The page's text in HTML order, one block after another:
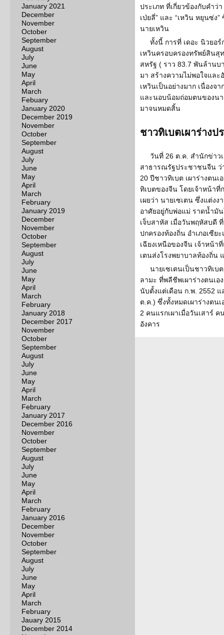
January 2021
December
November
October
September
August
July
June
May
April
March
Febuary
January 2020
December 2019
November
October
September
August
July
June
May
April
March
February
January 2019
December
November
October
September
August
July
June
May
April
March
February
January 2018
December 2017
November
October
September
August
July
June
May
April
March
February
January 2017
December 2016
November
October
September
August
July
June
May
April
March
February
January 2016
December
November
October
September
August
July
June
May
April
March
February
Jauary 2015
December 2014
ประเภท ที่เกี่ยวข้องกับคำว่า
เป่ยลี่” และ “เหวิน หยุนซ่ง
นายเหวิน
ทั้งนี้ การที่ เดอะ นิวยอ
เหวินครอบครองทรัพย์สินสุ
สหรัฐ ( ราว 83.7 พันล้านบ
มา สร้างความไม่พอใจแล
เหวินเป็นอย่างมาก เนื่องจ
และนอบน้อมถ่อมตนของนา
มาจนหมดสิ้น
ชาวทิเบตเผาร่าง
วันที่ 26 ต.ค. สำนักข่าว
สาธารณรัฐประชาชนจีน ว่
20 ปีชาวทิเบต เผาร่างตนเ
ทิเบตของจีน โดยเจ้าหน้าที่
เผยว่า นายเซเตน ซึ่งแต่ง
อาศัยอยู่กับพ่อแม่ ราดน้ำมัน
เจ็บสาหัส เมื่อวันพฤหัสบดี
ปกครองท้องถิ่น อำเภอเซี
เฉียงเหนือของจีน เจ้าหน้า
เตนส่งโรงพยาบาลท้องถิ่น
นายเซเตนเป็นชาวทิเ
ลามะ ที่พลีชีพเผาร่างตนเอ
นับตั้งแต่เดือน ก.พ. 2552
ต.ค.) ซึ่งทั้งหมดเผาร่างตนเ
2 คนแรกเผาเมื่อวันเสาร์
อังคาร